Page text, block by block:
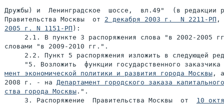
Дружбы) и  Ленинградское  шоссе,  вл.49"  (в редакции
Правительства Москвы  от 2 декабря 2003 г.  N 2211-РП ,
2005 г. N 1151-РП ):
2.1. В пункте 3 распоряжения слова "в 2002-2005
словами "в 2009-2010 гг.".
2.2. Пункт 5 распоряжения изложить в следующей
"5. Возложить  функции государственного
мент экономической политики и развития города Москвы ,
2008 г. - на Департамент городского заказа
ства города Москвы .".
     3. Распоряжение  Правительства Москвы  от
10